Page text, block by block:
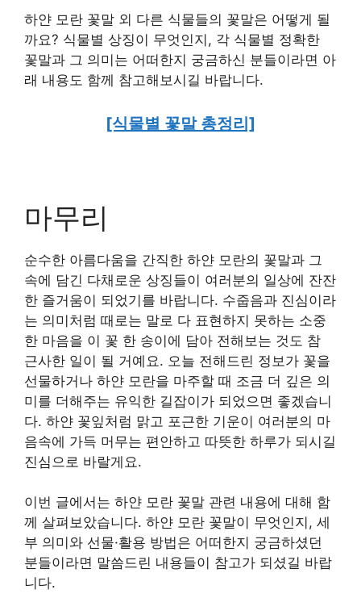
하얀 모란 꽃말 외 다른 식물들의 꽃말은 어떻게 될
까요? 식물별 상징이 무엇인지, 각 식물별 정확한
꽃말과 그 의미는 어떠한지 궁금하신 분들이라면 아
래 내용도 함께 참고해보시길 바랍니다.
[식물별 꽃말 총정리]
마무리
순수한 아름다움을 간직한 하얀 모란의 꽃말과 그
속에 담긴 다채로운 상징들이 여러분의 일상에 잔잔
한 즐거움이 되었기를 바랍니다. 수줍음과 진심이라
는 의미처럼 때로는 말로 다 표현하지 못하는 소중
한 마음을 이 꽃 한 송이에 담아 전해보는 것도 참
근사한 일이 될 거예요. 오늘 전해드린 정보가 꽃을
선물하거나 하얀 모란을 마주할 때 조금 더 깊은 의
미를 더해주는 유익한 길잡이가 되었으면 좋겠습니
다. 하얀 꽃잎처럼 맑고 포근한 기운이 여러분의 마
음속에 가득 머무는 편안하고 따뜻한 하루가 되시길
진심으로 바랄게요.
이번 글에서는 하얀 모란 꽃말 관련 내용에 대해 함
께 살펴보았습니다. 하얀 모란 꽃말이 무엇인지, 세
부 의미와 선물·활용 방법은 어떠한지 궁금하셨던
분들이라면 말씀드린 내용들이 참고가 되셨길 바랍
니다.